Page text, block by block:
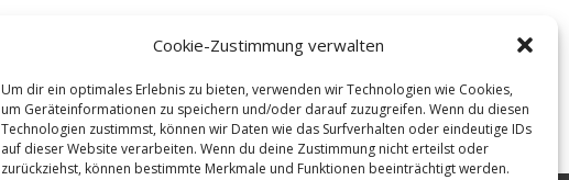
Cookie-Zustimmung verwalten
Um dir ein optimales Erlebnis zu bieten, verwenden wir Technologien wie Cookies,
um Geräteinformationen zu speichern und/oder darauf zuzugreifen. Wenn du diesen
Technologien zustimmst, können wir Daten wie das Surfverhalten oder eindeutige IDs
auf dieser Website verarbeiten. Wenn du deine Zustimmung nicht erteilst oder
zurückziehst, können bestimmte Merkmale und Funktionen beeinträchtigt werden.